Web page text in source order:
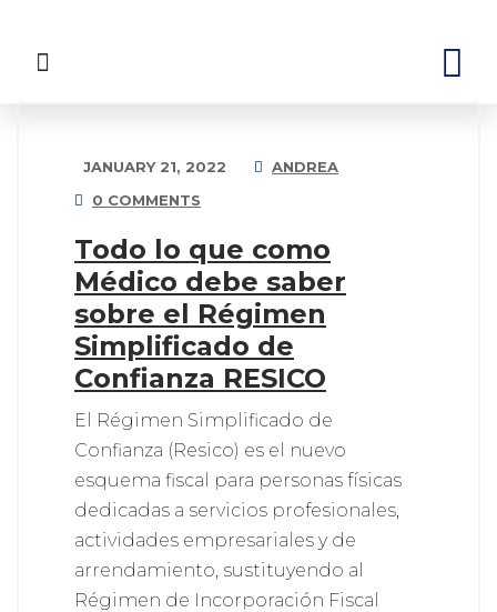
JANUARY 21, 2022
ANDREA
0 COMMENTS
Todo lo que como
Médico debe saber
sobre el Régimen
Simplificado de
Confianza RESICO
El Régimen Simplificado de
Confianza (Resico) es el nuevo
esquema fiscal para personas físicas
dedicadas a servicios profesionales,
actividades empresariales y de
arrendamiento, sustituyendo al
Régimen de Incorporación Fiscal